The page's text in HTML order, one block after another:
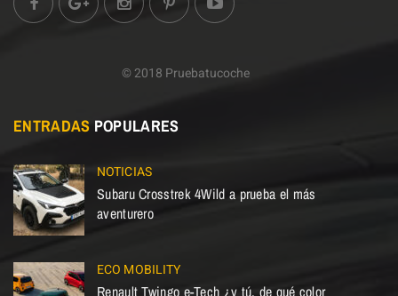
© 2018 Pruebatucoche
ENTRADAS POPULARES
NOTICIAS
Subaru Crosstrek 4Wild a prueba el más
aventurero
ECO MOBILITY
Renault Twingo e-Tech ¿y tú, de qué color